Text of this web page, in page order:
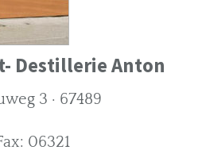
Destillerie Anton
3 · 67489
06321